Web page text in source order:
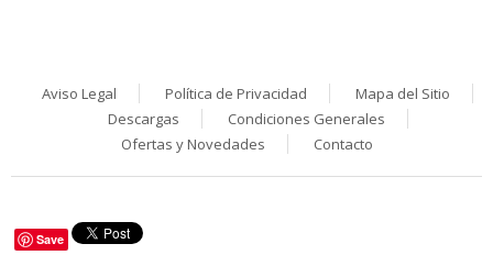
Aviso Legal Política de Privacidad
Mapa del Sitio
Descargas
Condiciones Generales
Ofertas y Novedades
Contacto
Save